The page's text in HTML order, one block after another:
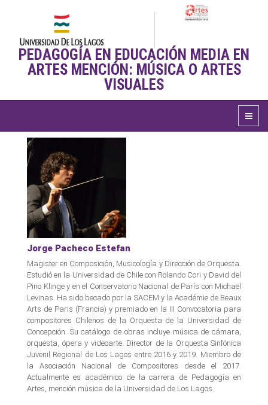
PEDAGOGÍA EN EDUCACIÓN MEDIA EN
ARTES MENCIÓN: MÚSICA O ARTES
VISUALES
Jorge Pacheco Estefan
Magister en Composición, Musicología y Dirección de Orquesta.
Estudió en la Universidad de Chile con Rolando Cori y David del
Pino Klinge y en el Conservatorio Nacional de París con Michael
Levinas. Ha sido becado por la SACEM y la Académie de Beaux
Arts de Paris (Francia) y premiado en la III Convocatoria para
compositores Chilenos de la Orquesta de la Universidad de
Concepción. Su catálogo de obras incluye música de cámara,
orquesta, ópera y videoarte. Director de la Orquesta Sinfónica
Juvenil Regional de Los Lagos entre 2016 y 2019. Miembro de
la Asociación Nacional de Compositores desde el 2017.
Actualmente es académico de la carrera de Pedagogía en
Artes, mención música de la Universidad de Los Lagos.